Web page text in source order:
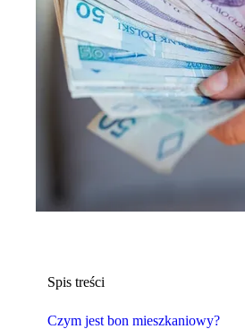
Spis treści
Czym jest bon mieszkaniowy?